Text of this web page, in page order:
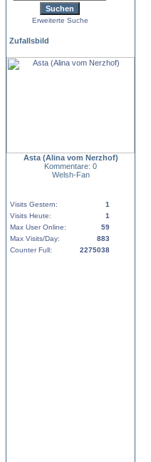
Erweiterte Suche
Zufallsbild
Asta (Alina vom Nerzhof)
Kommentare: 0
Welsh-Fan
Visits Gestern:
1
Visits Heute:
1
Max User Online:
59
Max Visits/Day:
883
Counter Full:
2275038